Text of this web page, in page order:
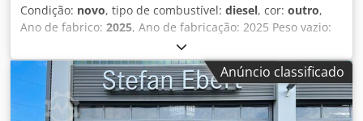
Condição: novo, tipo de combustível: diesel, cor: outro,
Ano de fabrico: 2025, Ano de fabricação: 2025 Peso vazio:
1.265 kg Largura: 244 cm Direção: fixa Certificação CE: sim
Estado geral: muito bom Estado técnico: muito bom Estado
visual: muito bom Dwsdpfoygwmmox Ablja Nova
niveladora acoplável para minicarregadeiras Bobcat,
largura de 244 cm, incluindo 2 receptores a laser LR410
Anúncio classificado